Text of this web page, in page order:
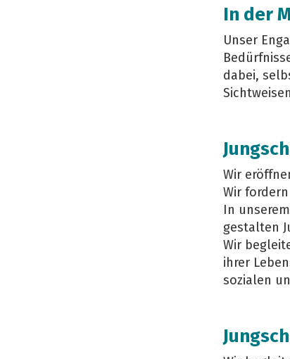
In der
Unser
dabei,
Wir
Wir
In
gestalten
Wir
ihrer
sozialen